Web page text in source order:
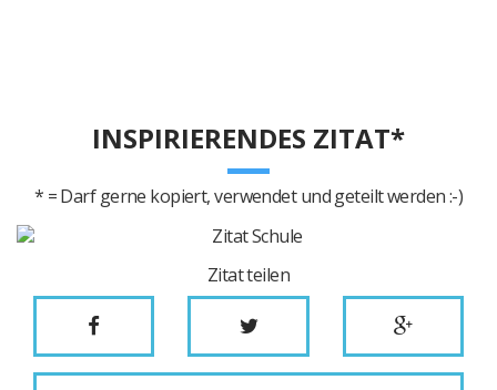
INSPIRIERENDES ZITAT*
* = Darf gerne kopiert, verwendet und geteilt werden :-)
Zitat teilen